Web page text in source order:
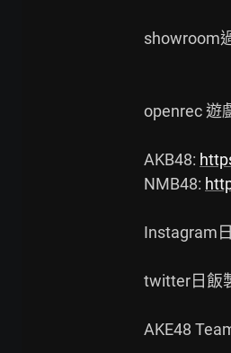
showroom
openrec 遊
AKB48:
NMB48:
Instagram
twitter日飯
AKE48